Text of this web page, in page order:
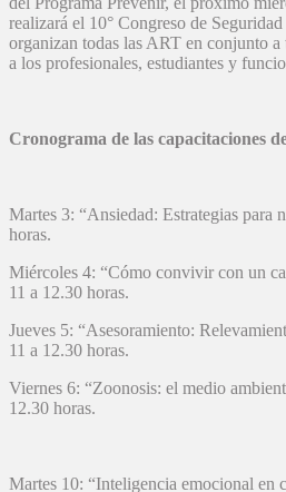
realizará el 10° Congreso de
organizan todas las ART en conjunto
a los profesionales, estudiantes y
Cronograma de las capacitaciones
Martes 3: “Ansiedad: Estrategias para
horas.
Miércoles 4: “Cómo convivir con un
11 a 12.30 horas.
Jueves 5: “Asesoramiento:
11 a 12.30 horas.
Viernes 6: “Zoonosis: el medio
12.30 horas.
Martes 10: “Inteligencia emocional en